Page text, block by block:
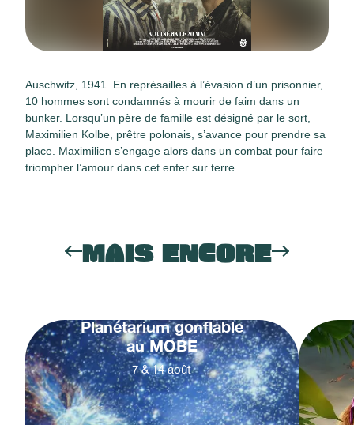
Auschwitz, 1941. En représailles à l’évasion d’un prisonnier,
10 hommes sont condamnés à mourir de faim dans un
bunker. Lorsqu’un père de famille est désigné par le sort,
Maximilien Kolbe, prêtre polonais, s’avance pour prendre sa
place. Maximilien s’engage alors dans un combat pour faire
triompher l’amour dans cet enfer sur terre.
MAIS ENCORE
Planétarium gonflable
au MOBE
7 & 14 août